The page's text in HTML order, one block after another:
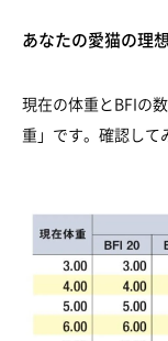
あなたの愛猫の理
現在の体重とBFIの
重」です。確認して